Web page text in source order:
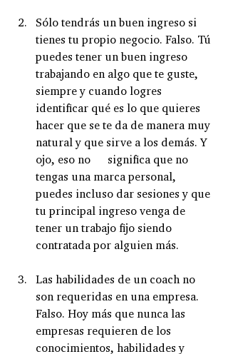
Sólo tendrás un buen ingreso si
tienes tu propio negocio. Falso. Tú
puedes tener un buen ingreso
trabajando en algo que te guste,
siempre y cuando logres
identificar qué es lo que quieres
hacer que se te da de manera muy
natural y que sirve a los demás. Y
ojo, eso no      significa que no
tengas una marca personal,
puedes incluso dar sesiones y que
tu principal ingreso venga de
tener un trabajo fijo siendo
contratada por alguien más.
Las habilidades de un coach no
son requeridas en una empresa.
Falso. Hoy más que nunca las
empresas requieren de los
conocimientos, habilidades y